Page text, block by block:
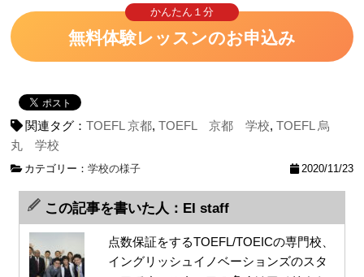
かんたん１分
無料体験レッスンのお申込み
関連タグ：TOEFL 京都,TOEFL 京都 学校,TOEFL 烏
丸 学校
カテゴリー：学校の様子 2020/11/23
この記事を書いた人：EI staff
点数保証をするTOEFL/TOEICの専門校、
イングリッシュイノベーションズのスタ